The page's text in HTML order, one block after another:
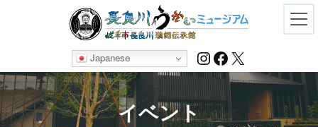
Japanese Instagram
Facebook
X
イベント